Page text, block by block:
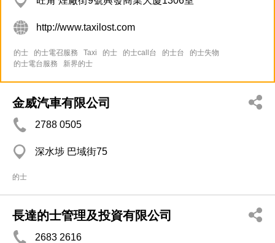
http://www.taxilost.com
的士 的士電召服務 Taxi 的士 的士call台 的士台
的士失物
的士電台服務
新界的士
金威汽車有限公司
2788 0505
深水埗 巴域街75
的士
長達的士管理及投資有限公司
2683 2616